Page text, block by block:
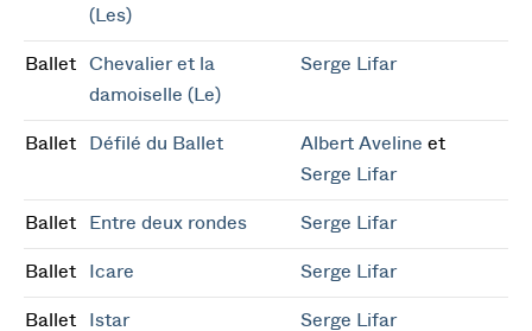
(Les)
Ballet
Chevalier et la
damoiselle (Le)
Serge Lifar
Ballet Défilé du Ballet Albert Aveline et
Serge Lifar
Ballet Entre deux rondes Serge Lifar
Ballet Icare Serge Lifar
Ballet Istar Serge Lifar